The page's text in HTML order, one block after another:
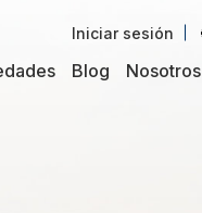
Iniciar sesión
Blog Nosotros